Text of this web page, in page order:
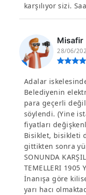
karşılıyor sizi.
Misafir
28/06/
Adalar
Belediyenin
para geçerli
söylendi. (Yine
fiyatları
Bisiklet, bisikleti
gittikten sonra
SONUNDA
TEMELLERI
İnanışa göre
yarı hacı